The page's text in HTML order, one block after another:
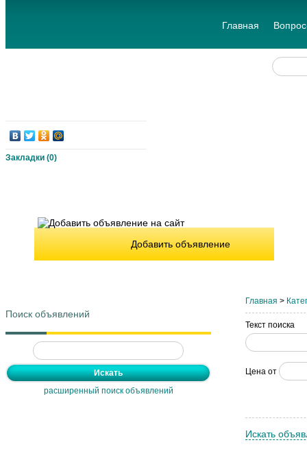
Главная
Закладки (0)
Добавить объявление
Поиск объявлений
расширенный поиск объявлений
Главная >
Текст поиска
Цена от
Искать